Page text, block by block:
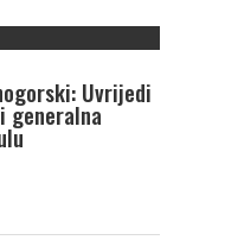
Uvrijedi
generalna